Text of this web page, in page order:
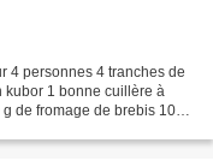
4 personnes 4 tranches de
1 bonne cuillère à
de fromage de brebis 100